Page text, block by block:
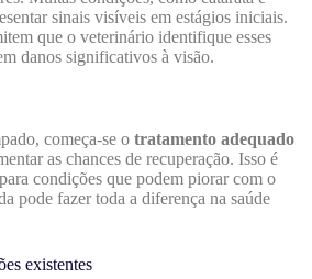
sinais visíveis em estágios iniciais.
que o veterinário identifique esses
danos significativos à visão.
começa-se o tratamento adequado
as chances de recuperação. Isso é
condições que podem piorar com o
pode fazer toda a diferença na saúde
existentes